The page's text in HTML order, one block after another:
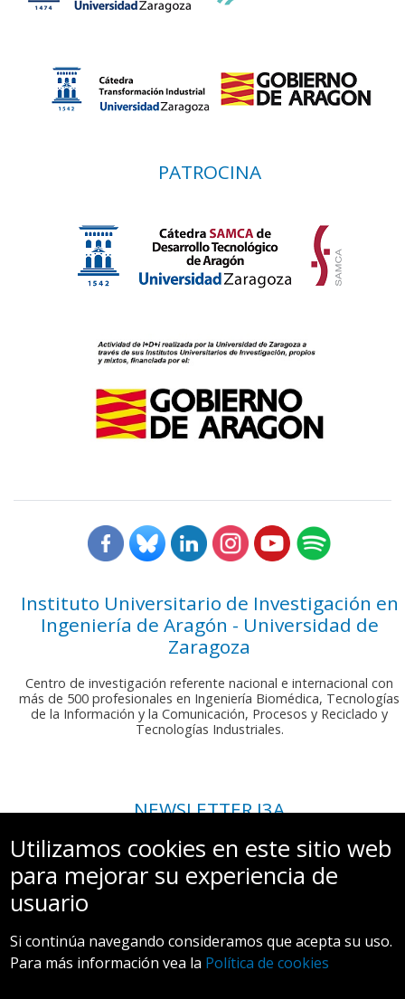
PATROCINA
Instituto Universitario de Investigación en
Ingeniería de Aragón - Universidad de
Zaragoza
Centro de investigación referente nacional e internacional con
más de 500 profesionales en Ingeniería Biomédica, Tecnologías
de la Información y la Comunicación, Procesos y Reciclado y
Tecnologías Industriales.
NEWSLETTER I3A
Si deseas recibir nuestro boletín mensual, envíanos un correo a:
comunicacion.i3a@unizar.es
Utilizamos cookies en este sitio web
para mejorar su experiencia de
usuario
Si continúa navegando consideramos que acepta su uso.
Para más información vea la Política de cookies